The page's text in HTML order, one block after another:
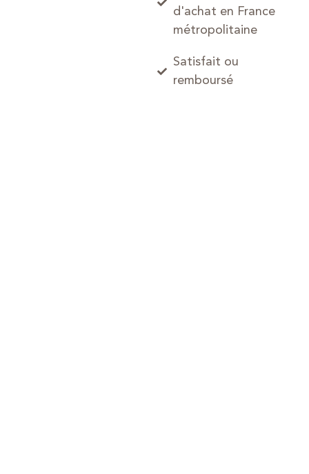
d'achat en France
métropolitaine
Satisfait ou
remboursé